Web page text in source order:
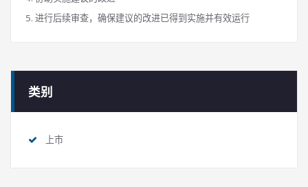
进行后续审查，确保建议的改进已得到实施并有效运行
类别
上市